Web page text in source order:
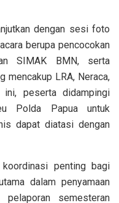
dengan sesi foto
berupa pencocokan
SIMAK BMN, serta
mencakup LRA, Neraca,
ini, peserta didampingi
Polda Papua untuk
dapat diatasi dengan
penting bagi
dalam penyamaan
semesteran